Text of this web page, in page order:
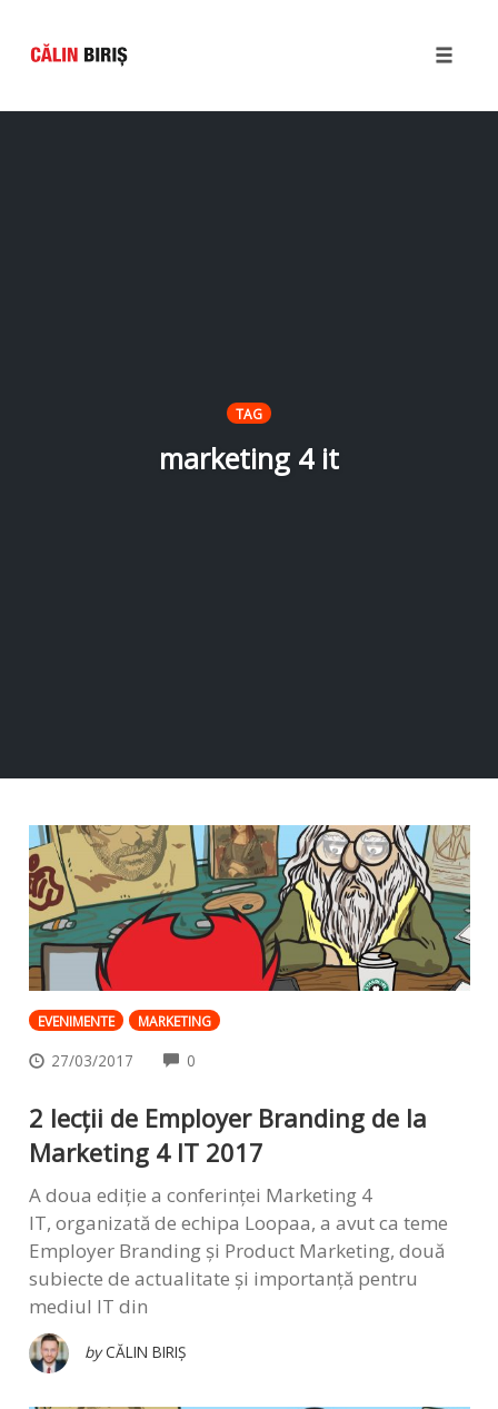
TAG
marketing 4 it
EVENIMENTE MARKETING
27/03/2017 0
2 lecții de Employer Branding de la
Marketing 4 IT 2017
A doua ediție a conferinței Marketing 4
IT, organizată de echipa Loopaa, a avut ca teme
Employer Branding și Product Marketing, două
subiecte de actualitate și importanță pentru
mediul IT din
by CĂLIN BIRIȘ